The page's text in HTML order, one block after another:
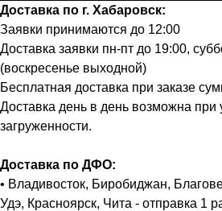
Доставка по г. Хабаровск:
Заявки принимаются до 12:00
Доставка заявки пн-пт до 19:00,
(воскресенье выходной)
Бесплатная доставка при заказе
Доставка день в день возможна
загруженности.
Доставка по ДФО:
• Владивосток, Биробиджан,
Удэ, Красноярск, Чита - отправка 1